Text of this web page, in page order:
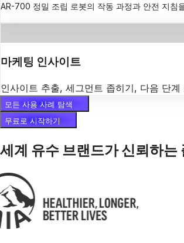
AR-700 정밀 조립 로봇의 작동 과정과 안전 지침
마케팅 인사이트
인사이트 추출, 세그먼트 좁히기, 다음 단계
모든 사용 사례 탐색
무료로 시작하기
세계 유수 브랜드가 신뢰하는